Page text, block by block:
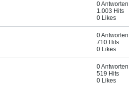
0 Antworten
1.003 Hits
0 Likes
0 Antworten
710 Hits
0 Likes
0 Antworten
519 Hits
0 Likes